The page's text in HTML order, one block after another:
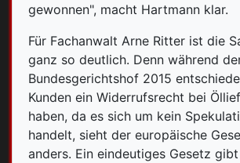
gewonnen", macht Hartmann klar.
Für Fachanwalt Arne Ritter ist die
ganz so deutlich. Denn während
Bundesgerichtshof 2015
Kunden ein Widerrufsrecht bei
haben, da es sich um kein
handelt, sieht der europäische
anders. Ein eindeutiges Gesetz